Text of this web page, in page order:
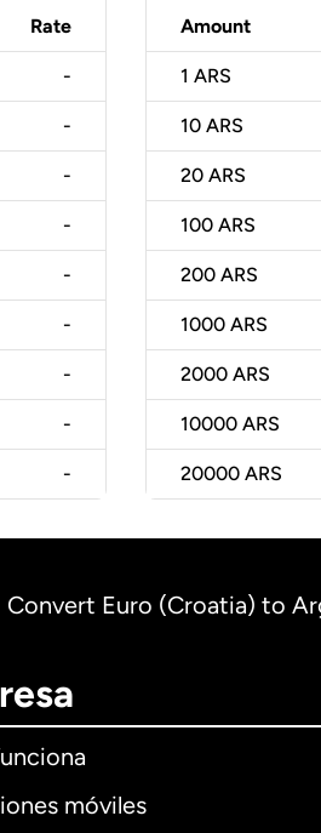
Rate
-
-
-
-
-
-
-
-
-
Amount
1 ARS
10 ARS
20 ARS
100 ARS
200 ARS
1000 ARS
2000 ARS
10000 ARS
20000 ARS
Convert Euro (Croatia) to
móviles